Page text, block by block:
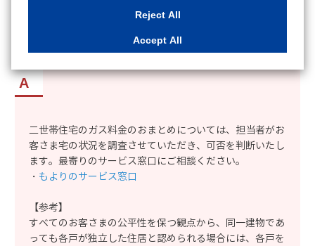
二世帯住宅のガス料金をひとつにまとめることは
できるか知りたい。
二世帯住宅のガス料金のおまとめについては、担当者がお
客さま宅の状況を調査させていただき、可否を判断いたし
ます。最寄りのサービス窓口にご相談ください。
・ もよりのサービス窓口
【参考】
すべてのお客さまの公平性を保つ観点から、同一建物であ
っても各戸が独立した住居と認められる場合には、各戸を
essary Cookies, please click "Reject All". If you agree to the use
of all Cookies, please click "Accept All". To select your preferen
u can change your consent or rejection settings at any time by c
"Privacy Settings"button on this banner or through y
our browser's "Settings". For more information regarding the pr
site, please refer to the link below.Cookies DetailsPrivacy Polic
y
Reject All
Accept All